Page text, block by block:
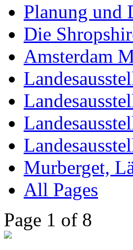
Planung und
Die
Amsterdam
Murberget,
All Pages
Page 1 of 8